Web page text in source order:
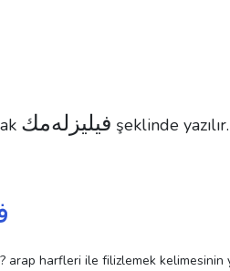
فیلیزله‌مك şeklinde yazılır.
arap harfleri ile filizlemek kelimesinin